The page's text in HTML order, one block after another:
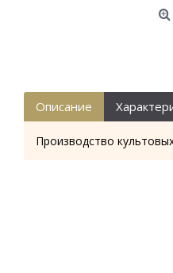
Описание
Производство